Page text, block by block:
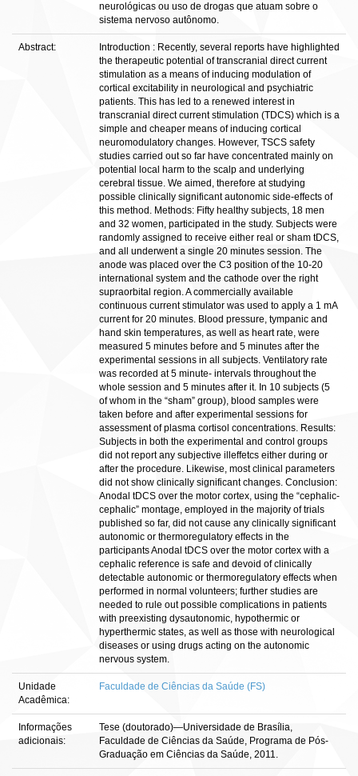
neurológicas ou uso de drogas que atuam sobre o
sistema nervoso autônomo.
Abstract:
Introduction : Recently, several reports have highlighted
the therapeutic potential of transcranial direct current
stimulation as a means of inducing modulation of
cortical excitability in neurological and psychiatric
patients. This has led to a renewed interest in
transcranial direct current stimulation (TDCS) which is a
simple and cheaper means of inducing cortical
neuromodulatory changes. However, TSCS safety
studies carried out so far have concentrated mainly on
potential local harm to the scalp and underlying
cerebral tissue. We aimed, therefore at studying
possible clinically significant autonomic side-effects of
this method. Methods: Fifty healthy subjects, 18 men
and 32 women, participated in the study. Subjects were
randomly assigned to receive either real or sham tDCS,
and all underwent a single 20 minutes session. The
anode was placed over the C3 position of the 10-20
international system and the cathode over the right
supraorbital region. A commercially available
continuous current stimulator was used to apply a 1 mA
current for 20 minutes. Blood pressure, tympanic and
hand skin temperatures, as well as heart rate, were
measured 5 minutes before and 5 minutes after the
experimental sessions in all subjects. Ventilatory rate
was recorded at 5 minute- intervals throughout the
whole session and 5 minutes after it. In 10 subjects (5
of whom in the “sham” group), blood samples were
taken before and after experimental sessions for
assessment of plasma cortisol concentrations. Results:
Subjects in both the experimental and control groups
did not report any subjective illeffetcs either during or
after the procedure. Likewise, most clinical parameters
did not show clinically significant changes. Conclusion:
Anodal tDCS over the motor cortex, using the “cephalic-
cephalic” montage, employed in the majority of trials
published so far, did not cause any clinically significant
autonomic or thermoregulatory effects in the
participants Anodal tDCS over the motor cortex with a
cephalic reference is safe and devoid of clinically
detectable autonomic or thermoregulatory effects when
performed in normal volunteers; further studies are
needed to rule out possible complications in patients
with preexisting dysautonomic, hypothermic or
hyperthermic states, as well as those with neurological
diseases or using drugs acting on the autonomic
nervous system.
Unidade
Acadêmica:
Faculdade de Ciências da Saúde (FS)
Informações
adicionais:
Tese (doutorado)—Universidade de Brasília,
Faculdade de Ciências da Saúde, Programa de Pós-
Graduação em Ciências da Saúde, 2011.